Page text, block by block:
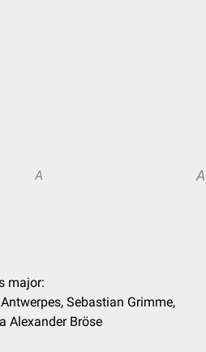
A A
major:
Sebastian Grimme,
Alexander Bröse